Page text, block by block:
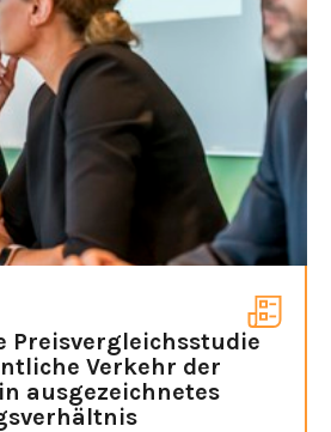
Preisvergleichsstudie
Verkehr der
ausgezeichnetes